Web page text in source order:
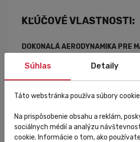
KĽÚČOVÉ VLASTNOSTI:
DOKONALÁ AERODYNAMIKA PRE
Aero Fit– tesne priliehavý strih
Minimum švov– zabraňuje treniu
komfort.
Špeciálne zakončenie rukávov
Súhlas Detaily
Táto webstránka používa súbory
Na prispôsobenie obsahu a reklám,
sociálnych médií a analýzu
cookie. Informácie o tom, ako